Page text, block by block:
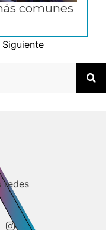
comunes
Siguiente
redes